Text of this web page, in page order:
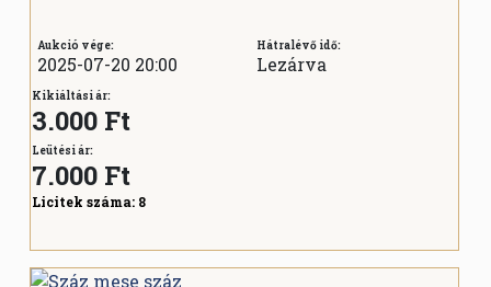
Aukció vége:
2025-07-20 20:00
Hátralévő idő:
Lezárva
Kikiáltási ár:
3.000 Ft
Leütési ár:
7.000 Ft
Licitek száma: 8